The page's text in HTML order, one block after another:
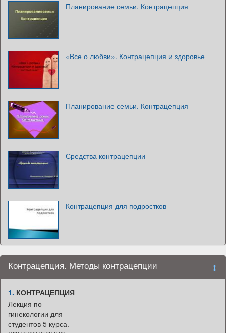
Планирование семьи. Контрацепция
«Все о любви». Контрацепция и здоровье
Планирование семьи. Контрацепция
Средства контрацепции
Контрацепция для подростков
Контрацепция. Методы контрацепции
1. КОНТРАЦЕПЦИЯ
Лекция по
гинекологии для
студентов 5 курса.